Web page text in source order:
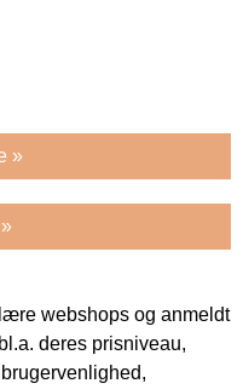
»
webshops og anmeldt
deres prisniveau,